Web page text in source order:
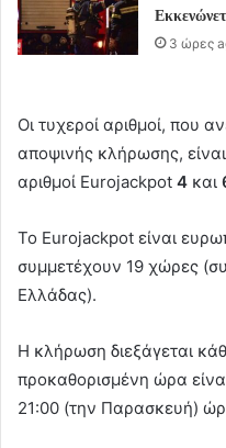
3 ώρες
Οι τυχεροί αριθμοί, που
αποψινής κλήρωσης, είναι
αριθμοί Eurojackpot 4 και
Το Eurojackpot είναι
συμμετέχουν 19 χώρες
Ελλάδας).
Η κλήρωση διεξάγεται
προκαθορισμένη ώρα
21:00 (την Παρασκευή)